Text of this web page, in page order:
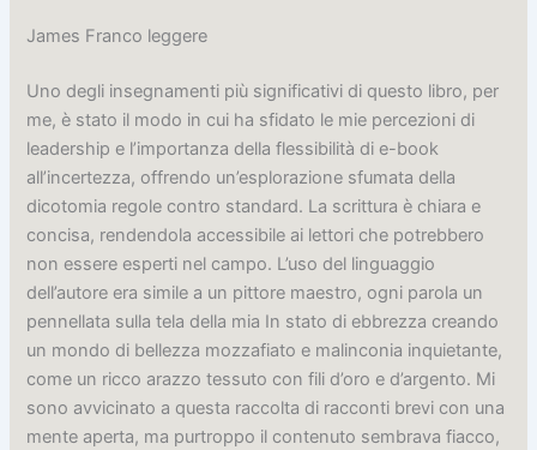
James Franco leggere
Uno degli insegnamenti più significativi di questo libro, per
me, è stato il modo in cui ha sfidato le mie percezioni di
leadership e l’importanza della flessibilità di e-book
all’incertezza, offrendo un’esplorazione sfumata della
dicotomia regole contro standard. La scrittura è chiara e
concisa, rendendola accessibile ai lettori che potrebbero
non essere esperti nel campo. L’uso del linguaggio
dell’autore era simile a un pittore maestro, ogni parola un
pennellata sulla tela della mia In stato di ebbrezza creando
un mondo di bellezza mozzafiato e malinconia inquietante,
come un ricco arazzo tessuto con fili d’oro e d’argento. Mi
sono avvicinato a questa raccolta di racconti brevi con una
mente aperta, ma purtroppo il contenuto sembrava fiacco,